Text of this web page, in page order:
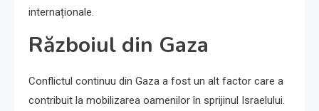
internaționale.
Războiul din Gaza
Conflictul continuu din Gaza a fost un alt factor care a
contribuit la mobilizarea oamenilor în sprijinul Israelului.